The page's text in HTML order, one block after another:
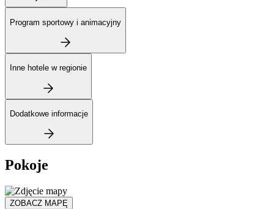
Program sportowy i animacyjny
Inne hotele w regionie
Dodatkowe informacje
Pokoje
ZOBACZ MAPĘ